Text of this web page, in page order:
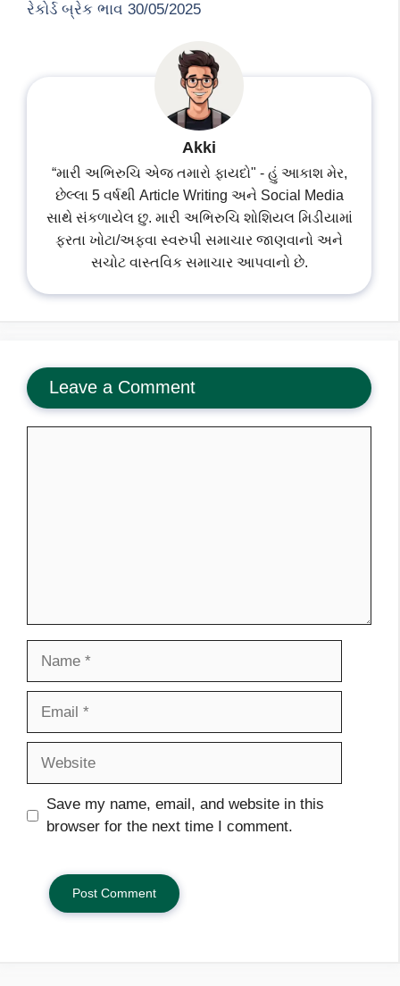
રેકોર્ડ બ્રેક ભાવ 30/05/2025
Akki
“મારી અભિરુચિ એજ તમારો ફાયદો" - હું આકાશ મેર,
છેલ્લા 5 વર્ષથી Article Writing અને Social Media
સાથે સંકળાયેલ છુ. મારી અભિરુચિ શોશિયલ મિડીયામાં
ફરતા ખોટા/અફવા સ્વરુપી સમાચાર જાણવાનો અને
સચોટ વાસ્તવિક સમાચાર આપવાનો છે.
Leave a Comment
Save my name, email, and website in this
browser for the next time I comment.